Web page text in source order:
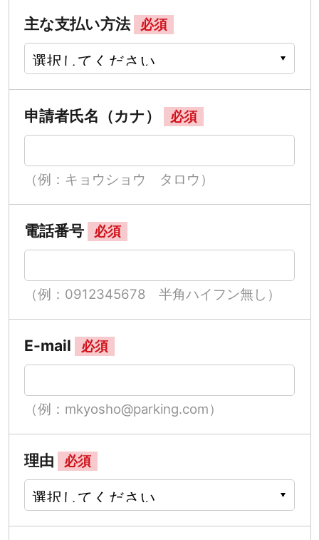
主な支払い方法 必須
申請者氏名（カナ） 必須
（例：キョウショウ タロウ）
電話番号 必須
（例：0912345678 半角ハイフン無し）
E-mail 必須
（例：mkyosho@parking.com）
理由 必須